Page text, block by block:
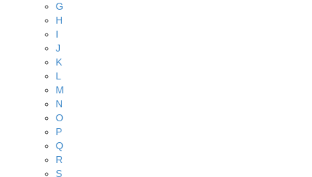
G
H
I
J
K
L
M
N
O
P
Q
R
S